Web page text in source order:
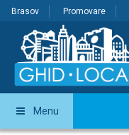
Brasov Promovare
Menu